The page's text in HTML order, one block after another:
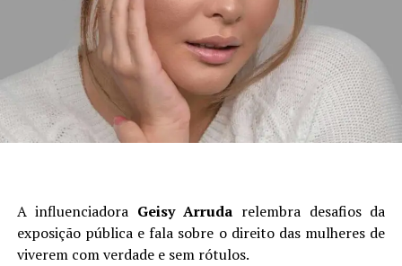
A influenciadora Geisy Arruda relembra desafios da
exposição pública e fala sobre o direito das mulheres de
viverem com verdade e sem rótulos.